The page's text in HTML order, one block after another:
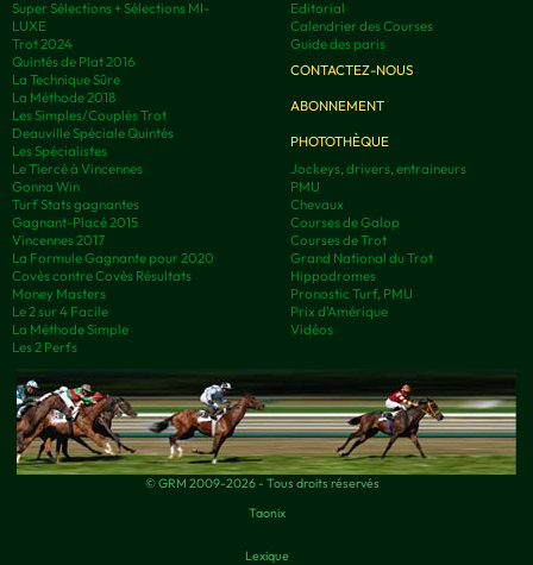
Super Sélections + Sélections MI-
LUXE
Trot 2024
Quintés de Plat 2016
La Technique Sûre
La Méthode 2018
Les Simples/Couplés Trot
Deauville Spéciale Quintés
Les Spécialistes
Le Tiercé à Vincennes
Gonna Win
Turf Stats gagnantes
Gagnant-Placé 2015
Vincennes 2017
La Formule Gagnante pour 2020
Covès contre Covès Résultats
Money Masters
Le 2 sur 4 Facile
La Méthode Simple
Les 2 Perfs
Editorial
Calendrier des Courses
Guide des paris
CONTACTEZ-NOUS
ABONNEMENT
PHOTOTHÈQUE
Jockeys, drivers, entraineurs
PMU
Chevaux
Courses de Galop
Courses de Trot
Grand National du Trot
Hippodromes
Pronostic Turf, PMU
Prix d’Amérique
Vidéos
© GRM 2009-2026 - Tous droits réservés
Taonix
Lexique